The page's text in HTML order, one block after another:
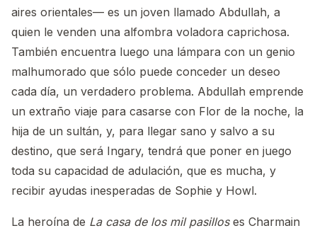
aires orientales— es un joven llamado Abdullah, a
quien le venden una alfombra voladora caprichosa.
También encuentra luego una lámpara con un genio
malhumorado que sólo puede conceder un deseo
cada día, un verdadero problema. Abdullah emprende
un extraño viaje para casarse con Flor de la noche, la
hija de un sultán, y, para llegar sano y salvo a su
destino, que será Ingary, tendrá que poner en juego
toda su capacidad de adulación, que es mucha, y
recibir ayudas inesperadas de Sophie y Howl.
La heroína de La casa de los mil pasilloses Charmain